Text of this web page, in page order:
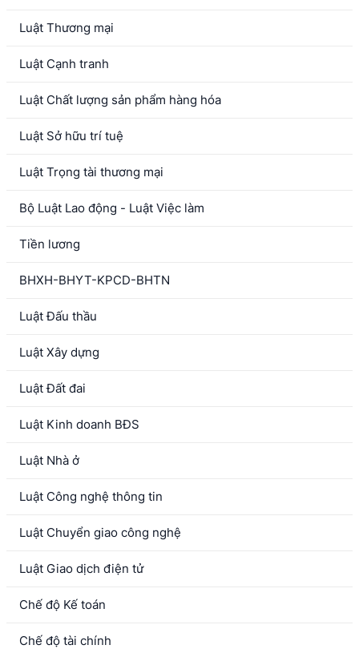
Luật Thương mại
Luật Cạnh tranh
Luật Chất lượng sản phẩm hàng hóa
Luật Sở hữu trí tuệ
Luật Trọng tài thương mại
Bộ Luật Lao động - Luật Việc làm
Tiền lương
BHXH-BHYT-KPCD-BHTN
Luật Đấu thầu
Luật Xây dựng
Luật Đất đai
Luật Kinh doanh BĐS
Luật Nhà ở
Luật Công nghệ thông tin
Luật Chuyển giao công nghệ
Luật Giao dịch điện tử
Chế độ Kế toán
Chế độ tài chính